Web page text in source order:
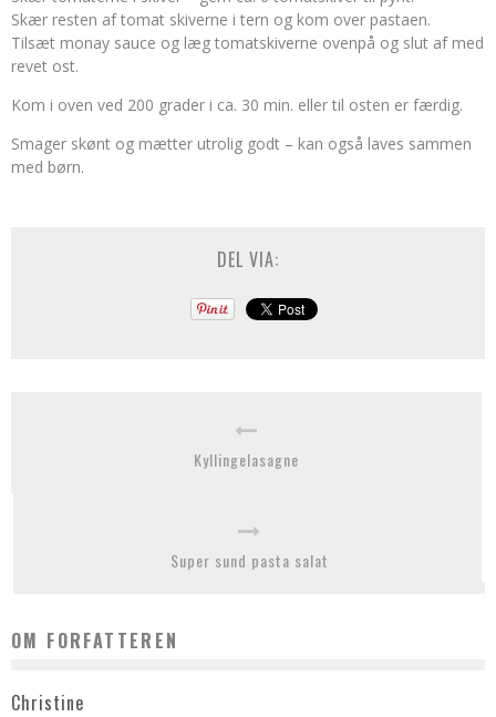
Skær resten af tomat skiverne i tern og kom over pastaen.
Tilsæt monay sauce og læg tomatskiverne ovenpå og slut af med
revet ost.
Kom i oven ved 200 grader i ca. 30 min. eller til osten er færdig.
Smager skønt og mætter utrolig godt – kan også laves sammen
med børn.
DEL VIA:
Kyllingelasagne
Super sund pasta salat
OM FORFATTEREN
Christine